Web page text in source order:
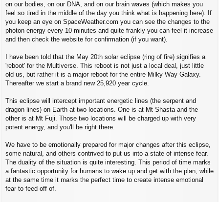
on our bodies, on our DNA, and on our brain waves (which makes you
feel so tired in the middle of the day you think what is happening here). If
you keep an eye on SpaceWeather.com you can see the changes to the
photon energy every 10 minutes and quite frankly you can feel it increase
and then check the website for confirmation (if you want).
I have been told that the May 20th solar eclipse (ring of fire) signifies a
'reboot' for the Multiverse. This reboot is not just a local deal, just little
old us, but rather it is a major reboot for the entire Milky Way Galaxy.
Thereafter we start a brand new 25,920 year cycle.
This eclipse will intercept important energetic lines (the serpent and
dragon lines) on Earth at two locations. One is at Mt Shasta and the
other is at Mt Fuji. Those two locations will be charged up with very
potent energy, and you'll be right there.
We have to be emotionally prepared for major changes after this eclipse,
some natural, and others contrived to put us into a state of intense fear.
The duality of the situation is quite interesting. This period of time marks
a fantastic opportunity for humans to wake up and get with the plan, while
at the same time it marks the perfect time to create intense emotional
fear to feed off of.